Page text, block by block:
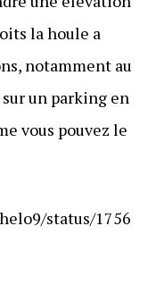
la houle a
notamment au
un parking en
vous pouvez le
status/1756